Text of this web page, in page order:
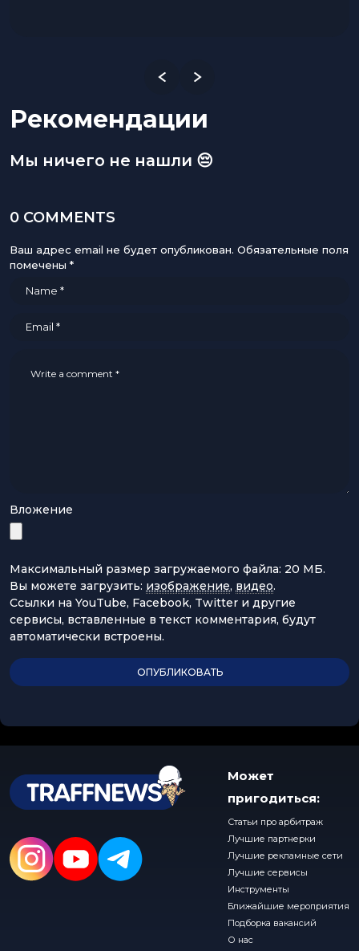
Рекомендации
Мы ничего не нашли 😔
0 COMMENTS
Ваш адрес email не будет опубликован. Обязательные поля
помечены *
Вложение
Максимальный размер загружаемого файла: 20 МБ.
Вы можете загрузить: изображение, видео.
Ссылки на YouTube, Facebook, Twitter и другие
сервисы, вставленные в текст комментария, будут
автоматически встроены.
Может
пригодиться:
Статьи про арбитраж
Лучшие партнерки
Лучшие рекламные сети
Лучшие сервисы
Инструменты
Ближайшие мероприятия
Подборка вакансий
О нас